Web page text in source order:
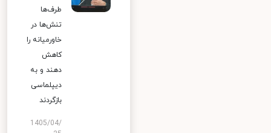
طرف‌ها
تنش‌ها در
خاورمیانه را
کاهش
دهند و به
دیپلماسی
بازگردند
1405/04/